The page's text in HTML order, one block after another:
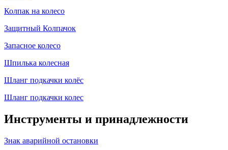
Колпак на колесо
Защитный Колпачок
Запасное колесо
Шпилька колесная
Шланг подкачки колёс
Шланг подкачки колес
Инструменты и принадлежности
Знак аварийной остановки